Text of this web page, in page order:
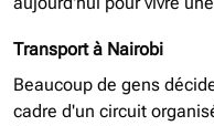
Transport à Nairobi
Beaucoup de gens
cadre d'un circuit